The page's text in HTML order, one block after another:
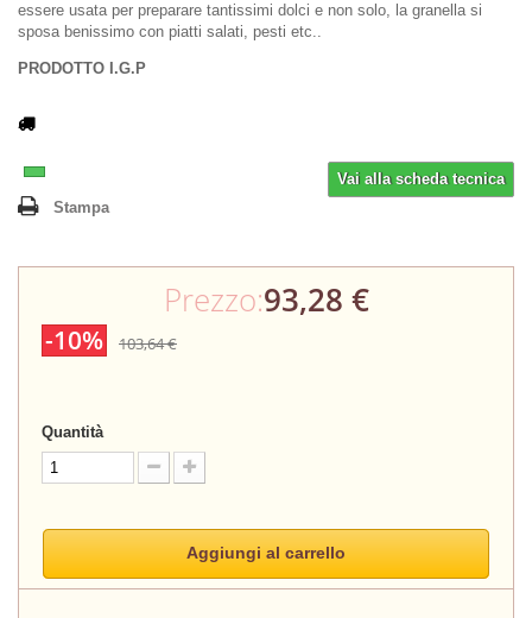
essere usata per preparare tantissimi dolci e non solo, la granella si
sposa benissimo con piatti salati, pesti etc..
PRODOTTO I.G.P
Vai alla scheda tecnica
Stampa
Prezzo:93,28 €
-10% 103,64 €
Quantità
Aggiungi al carrello